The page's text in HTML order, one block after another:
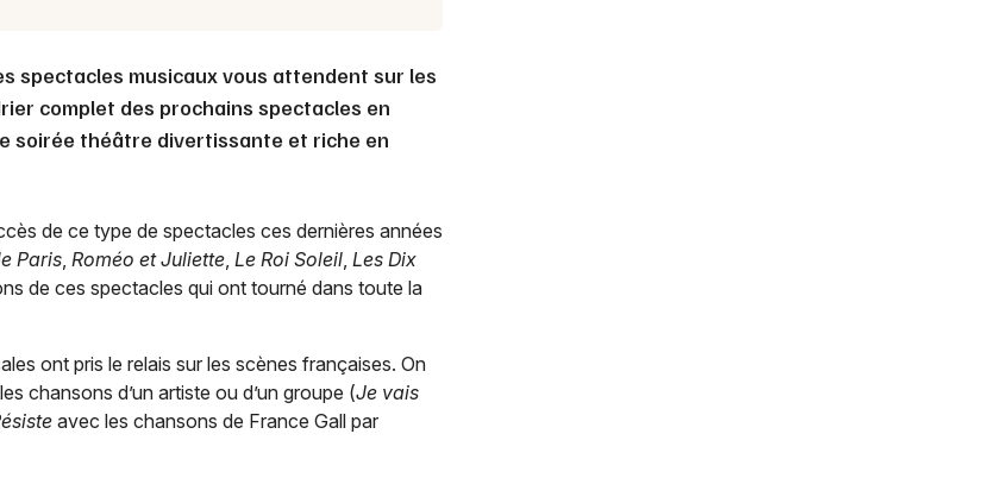
spectacles musicaux vous attendent sur les
complet des prochains spectacles en
soirée théâtre divertissante et riche en
de ce type de spectacles ces dernières années
Paris Roméo et Juliette Le Roi Soleil Les Dix
de ces spectacles qui ont tourné dans toute la
ont pris le relais sur les scènes françaises. On
chansons d’un artiste ou d’un groupe (Je vais
avec les chansons de France Gall par